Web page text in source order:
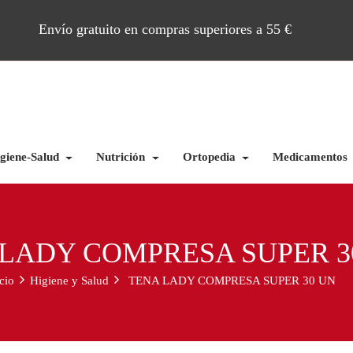
Envío gratuito en compras superiores a 55 €
Salud Nutrición Ortopedia Medicamentos
COMPRESA SUPER
Higiene y Salud TENA LADY COMPRESA SUPER 30 UN